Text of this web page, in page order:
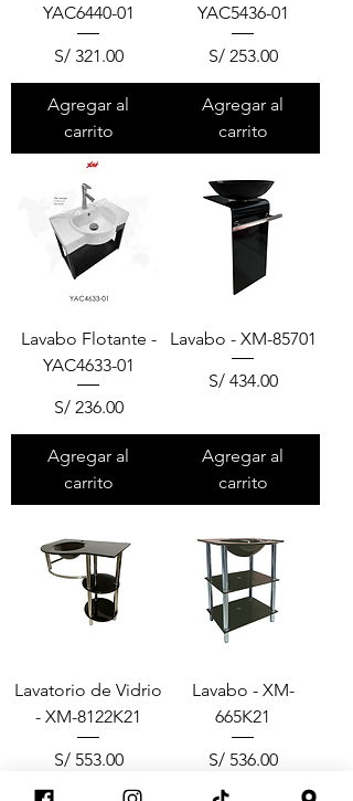
YAC6440-01
Precio
S/ 321.00
Agregar al
carrito
YAC5436-01
Precio
S/ 253.00
Agregar al
carrito
Lavabo Flotante -
YAC4633-01
Precio
S/ 236.00
Agregar al
carrito
Lavabo - XM-85701
Precio
S/ 434.00
Agregar al
carrito
Lavatorio de Vidrio
- XM-8122K21
Precio
S/ 553.00
Lavabo - XM-
665K21
Precio
S/ 536.00